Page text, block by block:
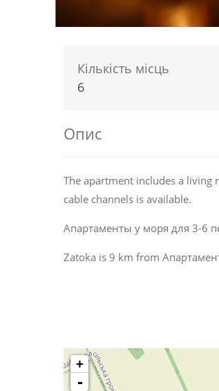
Кількість місць
6
Опис
The apartment includes a living
cable channels is available.
Апартаменты у моря для 3-6
Zatoka is 9 km from
+
-